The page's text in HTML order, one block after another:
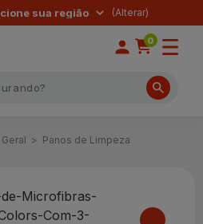
sua região
0
Panos de Limpeza